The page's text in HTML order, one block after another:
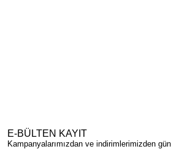
E-BÜLTEN KAYIT
Kampanyalarımızdan ve indirimlerimizden